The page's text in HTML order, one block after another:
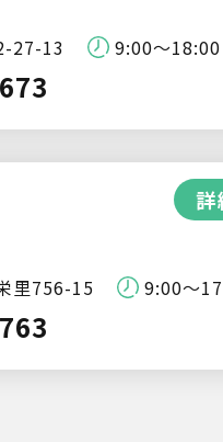
27-13 9:00～18:00
里756-15 9:00～
詳